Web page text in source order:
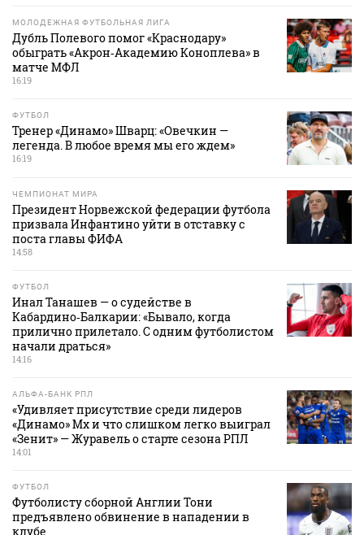
МОЛОДЕЖНАЯ ФУТБОЛЬНАЯ ЛИГА
Дубль Полевого помог «Краснодару»
обыграть «Акрон‑Академию Коноплева» в
матче МФЛ
16:19
ФУТБОЛ
Тренер «Динамо» Шварц: «Овечкин —
легенда. В любое время мы его ждем»
16:19
ЧЕМПИОНАТ МИРА
Президент Норвежской федерации футбола
призвала Инфантино уйти в отставку с
поста главы ФИФА
14:58
ФУТБОЛ
Инал Танашев — о судействе в
Кабардино‑Балкарии: «Бывало, когда
прилично прилетало. С одним футболистом
начали драться»
14:16
АЛЬФА-БАНК РПЛ
«Удивляет присутствие среди лидеров
«Динамо» Мх и что слишком легко выиграл
«Зенит» — Журавель о старте сезона РПЛ
14:01
ФУТБОЛ
Футболисту сборной Англии Тони
предъявлено обвинение в нападении в
клубе